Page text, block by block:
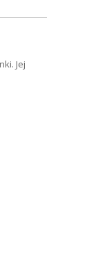
Jej